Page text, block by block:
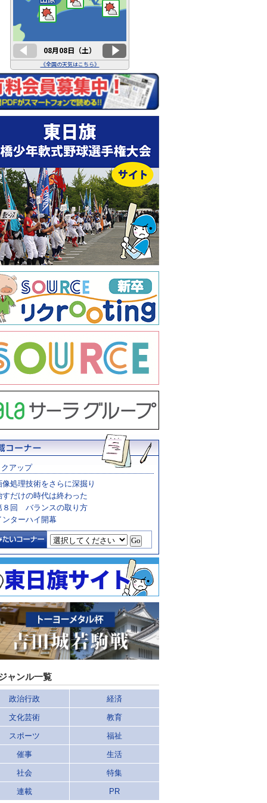
アップ
像処理技術をさらに深掘り
すだけの時代は終わった
８回 バランスの取り方
ンターハイ開幕
ャンル一覧
政治行政 経済
文化芸術 教育
スポーツ 福祉
催事 生活
社会 特集
連載 PR